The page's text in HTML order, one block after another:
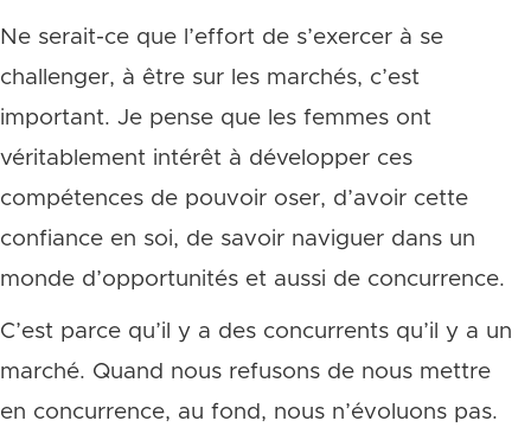
Ne serait-ce que l’effort de s’exercer à se
challenger, à être sur les marchés, c’est
important. Je pense que les femmes ont
véritablement intérêt à développer ces
compétences de pouvoir oser, d’avoir cette
confiance en soi, de savoir naviguer dans un
monde d’opportunités et aussi de concurrence.
C’est parce qu’il y a des concurrents qu’il y a un
marché. Quand nous refusons de nous mettre
en concurrence, au fond, nous n’évoluons pas.